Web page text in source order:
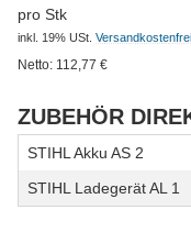
pro Stk
inkl. 19% USt.
Netto: 112,77 €
ZUBEHÖR
STIHL Akku AS 2
STIHL Ladegerät AL 1